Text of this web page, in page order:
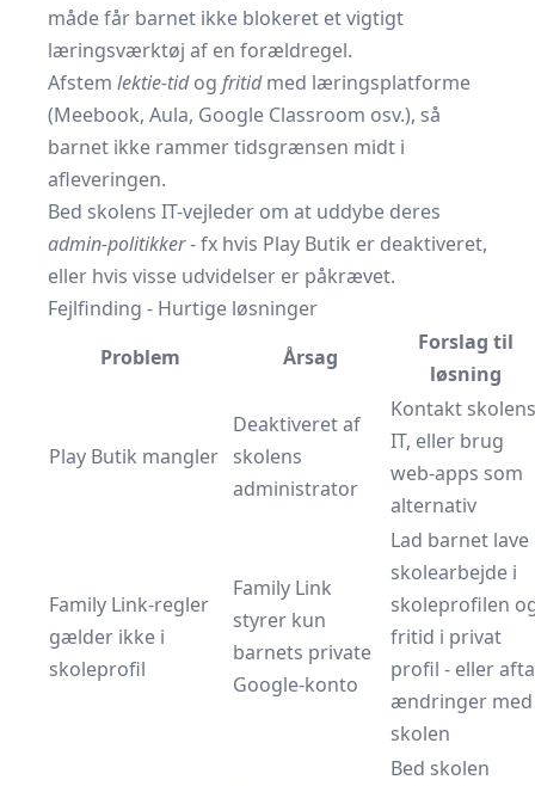
måde får barnet ikke blokeret et vigtigt
læringsværktøj af en forældregel.
Afstem lektie-tidog fritidmed læringsplatforme
(Meebook, Aula, Google Classroom osv.), så
barnet ikke rammer tidsgrænsen midt i
afleveringen.
Bed skolens IT-vejleder om at uddybe deres
admin-politikker- fx hvis Play Butik er deaktiveret,
eller hvis visse udvidelser er påkrævet.
Fejlfinding - Hurtige løsninger
Problem
Årsag
Forslag til
løsning
Play Butik mangler
Deaktiveret af
skolens
administrator
Kontakt skolens
IT, eller brug
web-apps som
alternativ
Family Link-regler
gælder ikke i
skoleprofil
Family Link
styrer kun
barnets private
Google-konto
Lad barnet lave
skolearbejde i
skoleprofilen
fritid i privat
profil - eller
ændringer med
skolen
Bed skolen